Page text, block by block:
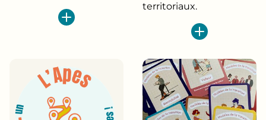
territoriaux.